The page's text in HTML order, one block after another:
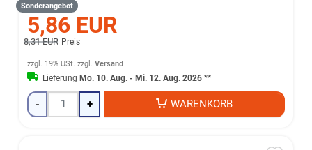
Sonderangebot
5,86 EUR
8,31 EUR Preis
zzgl. 19% USt. zzgl.Versand
LieferungMo. 10. Aug. - Mi. 12. Aug. 2026 **
- + WARENKORB